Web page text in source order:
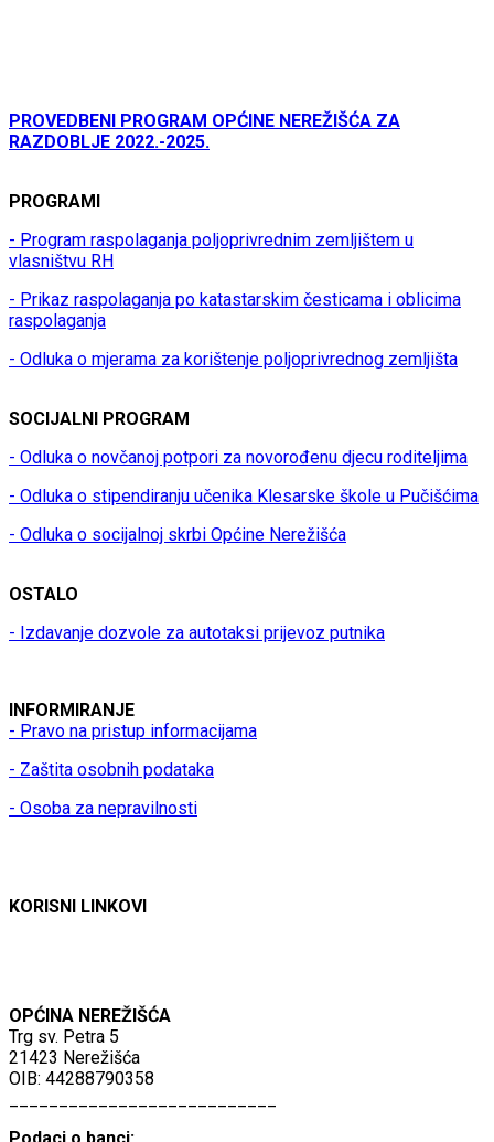
PROVEDBENI PROGRAM OPĆINE NEREŽIŠĆA ZA
RAZDOBLJE 2022.-2025.
PROGRAMI
- Program raspolaganja poljoprivrednim zemljištem u
vlasništvu RH
- Prikaz raspolaganja po katastarskim česticama i oblicima
raspolaganja
- Odluka o mjerama za korištenje poljoprivrednog zemljišta
SOCIJALNI PROGRAM
- Odluka o novčanoj potpori za novorođenu djecu roditeljima
- Odluka o stipendiranju učenika Klesarske škole u Pučišćima
- Odluka o socijalnoj skrbi Općine Nerežišća
OSTALO
- Izdavanje dozvole za autotaksi prijevoz putnika
INFORMIRANJE
- Pravo na pristup informacijama
- Zaštita osobnih podataka
- Osoba za nepravilnosti
KORISNI LINKOVI
OPĆINA NEREŽIŠĆA
Trg sv. Petra 5
21423 Nerežišća
OIB: 44288790358